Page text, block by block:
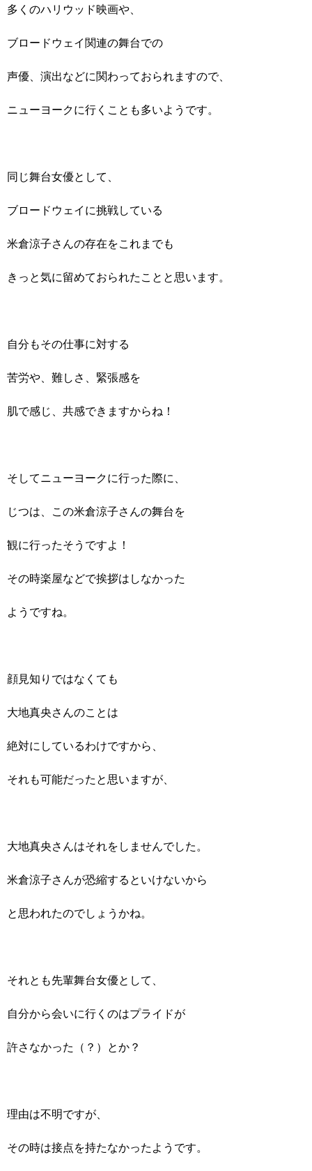
多くのハリウッド映画や、
ブロードウェイ関連の舞台での
声優、演出などに関わっておられますので、
ニューヨークに行くことも多いようです。
同じ舞台女優として、
ブロードウェイに挑戦している
米倉涼子さんの存在をこれまでも
きっと気に留めておられたことと思います。
自分もその仕事に対する
苦労や、難しさ、緊張感を
肌で感じ、共感できますからね！
そしてニューヨークに行った際に、
じつは、この米倉涼子さんの舞台を
観に行ったそうですよ！
その時楽屋などで挨拶はしなかった
ようですね。
顔見知りではなくても
大地真央さんのことは
絶対にしているわけですから、
それも可能だったと思いますが、
大地真央さんはそれをしませんでした。
米倉涼子さんが恐縮するといけないから
と思われたのでしょうかね。
それとも先輩舞台女優として、
自分から会いに行くのはプライドが
許さなかった（？）とか？
理由は不明ですが、
その時は接点を持たなかったようです。